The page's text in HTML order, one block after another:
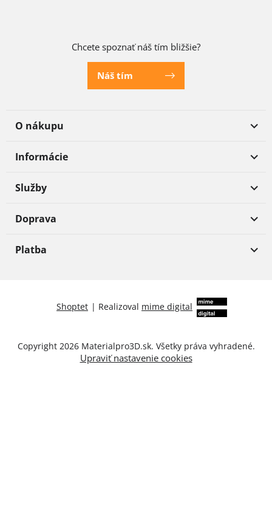
Chcete spoznať náš tím bližšie?
Náš tím
O nákupu
Informácie
Služby
Doprava
Platba
Shoptet | Realizoval mime digital
Copyright 2026 Materialpro3D.sk. Všetky práva vyhradené.
Upraviť nastavenie cookies